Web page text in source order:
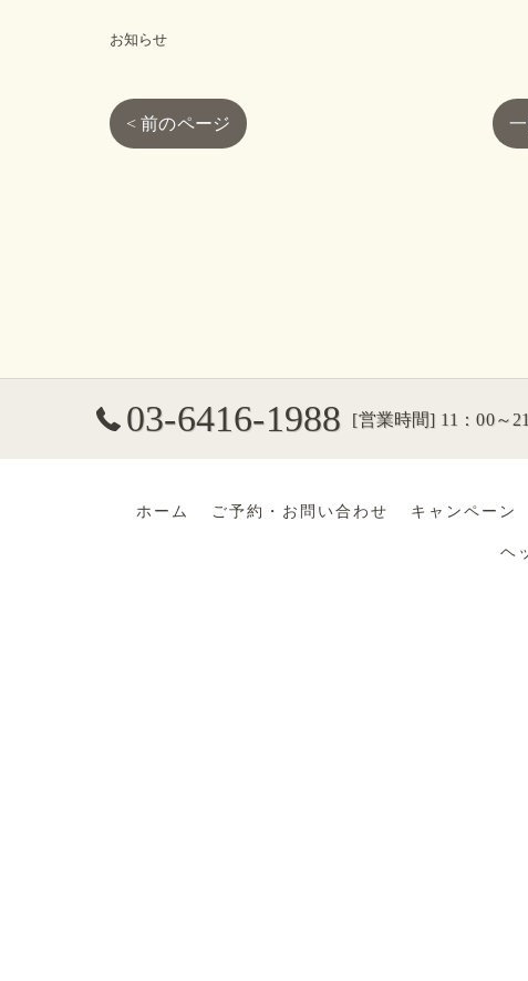
お知らせ
< 前のページ
03-6416-1988 [営業時間] 11：00～
ホーム ご予約・お問い合わせ キャンペーン
ヘ